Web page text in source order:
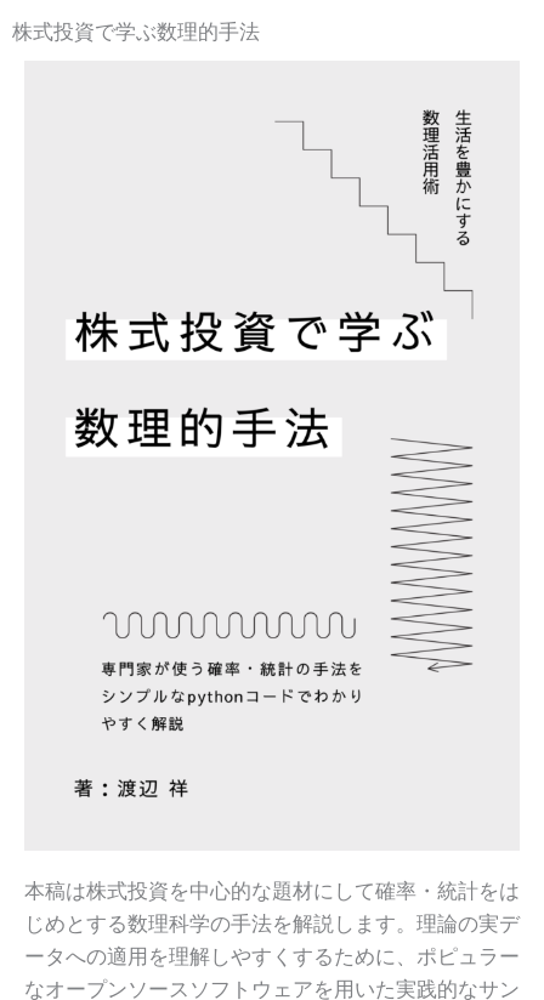
株式投資で学ぶ数理的手法
本稿は株式投資を中心的な題材にして確率・統計をは
じめとする数理科学の手法を解説します。理論の実デ
ータへの適用を理解しやすくするために、ポピュラー
なオープンソースソフトウェアを用いた実践的なサン